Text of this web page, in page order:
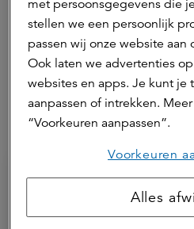
Robin is researcher voor
Neem contact op
Hierna lezen
met persoonsgegevens die
stellen we een persoonlijk
passen wij onze website aan
Ook laten we advertenties
websites en apps. Je kunt je
aanpassen of intrekken.
“Voorkeuren aanpassen”.
Voorkeuren
Alles